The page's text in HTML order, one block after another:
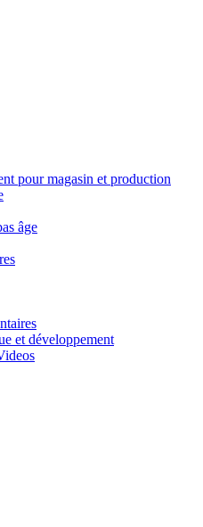
pour magasin et production
âge
et développement